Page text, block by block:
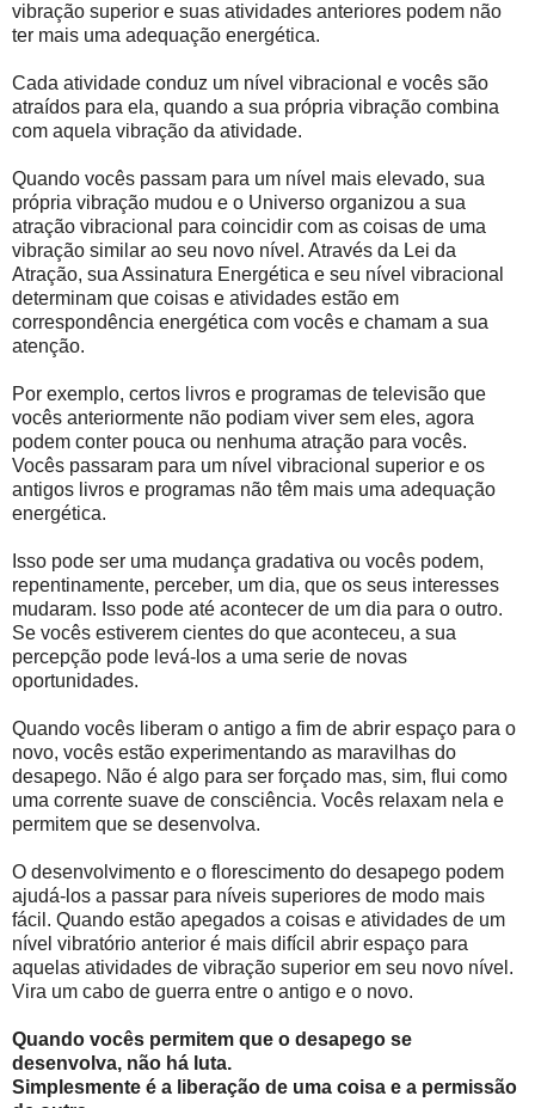
vibração superior e suas atividades anteriores podem não
ter mais uma adequação energética.
Cada atividade conduz um nível vibracional e vocês são
atraídos para ela, quando a sua própria vibração combina
com aquela vibração da atividade.
Quando vocês passam para um nível mais elevado, sua
própria vibração mudou e o Universo organizou a sua
atração vibracional para coincidir com as coisas de uma
vibração similar ao seu novo nível. Através da Lei da
Atração, sua Assinatura Energética e seu nível vibracional
determinam que coisas e atividades estão em
correspondência energética com vocês e chamam a sua
atenção.
Por exemplo, certos livros e programas de televisão que
vocês anteriormente não podiam viver sem eles, agora
podem conter pouca ou nenhuma atração para vocês.
Vocês passaram para um nível vibracional superior e os
antigos livros e programas não têm mais uma adequação
energética.
Isso pode ser uma mudança gradativa ou vocês podem,
repentinamente, perceber, um dia, que os seus interesses
mudaram. Isso pode até acontecer de um dia para o outro.
Se vocês estiverem cientes do que aconteceu, a sua
percepção pode levá-los a uma serie de novas
oportunidades.
Quando vocês liberam o antigo a fim de abrir espaço para o
novo, vocês estão experimentando as maravilhas do
desapego. Não é algo para ser forçado mas, sim, flui como
uma corrente suave de consciência. Vocês relaxam nela e
permitem que se desenvolva.
O desenvolvimento e o florescimento do desapego podem
ajudá-los a passar para níveis superiores de modo mais
fácil. Quando estão apegados a coisas e atividades de um
nível vibratório anterior é mais difícil abrir espaço para
aquelas atividades de vibração superior em seu novo nível.
Vira um cabo de guerra entre o antigo e o novo.
Quando vocês permitem que o desapego se
desenvolva, não há luta.
Simplesmente é a liberação de uma coisa e a permissão